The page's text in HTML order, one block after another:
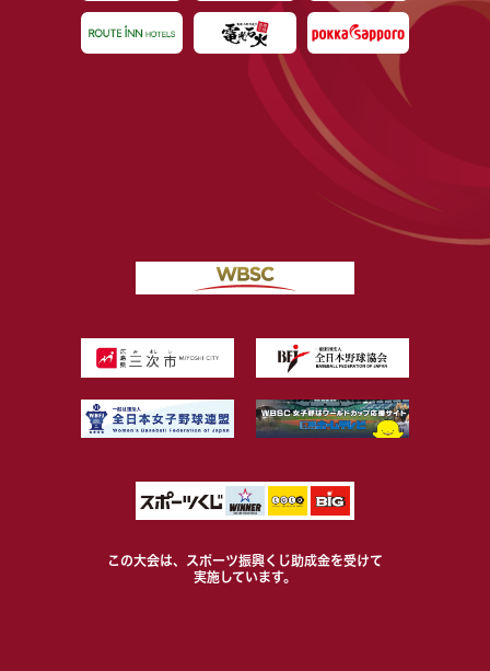
この大会は、スポーツ振興くじ助成金を受けて
実施しています。